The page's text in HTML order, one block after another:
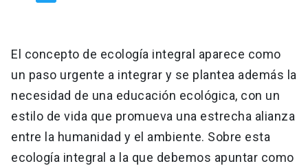
El concepto de ecología integral aparece como
un paso urgente a integrar y se plantea además la
necesidad de una educación ecológica, con un
estilo de vida que promueva una estrecha alianza
entre la humanidad y el ambiente. Sobre esta
ecología integral a la que debemos apuntar como